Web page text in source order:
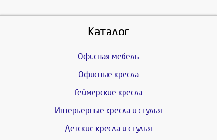
Каталог
Офисная мебель
Офисные кресла
Геймерские кресла
Интерьерные кресла и стулья
Детские кресла и стулья